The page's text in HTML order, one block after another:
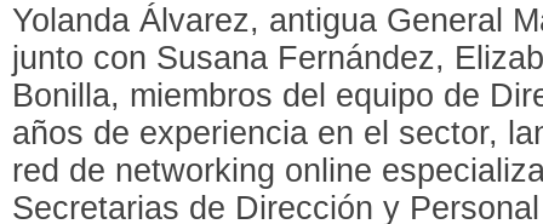
Yolanda Álvarez, antigua General
junto con Susana Fernández,
Bonilla, miembros del equipo de
años de experiencia en el sector,
red de networking online
Secretarias de Dirección y